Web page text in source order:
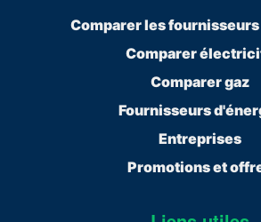
Comparer les
Comparer
Comparer gaz
Fournisseurs
Entreprises
Promotions et